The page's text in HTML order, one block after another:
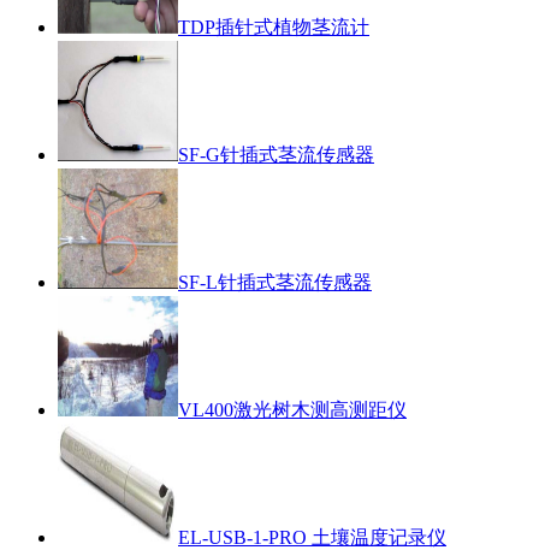
TDP插针式植物茎流计
SF-G针插式茎流传感器
SF-L针插式茎流传感器
VL400激光树木测高测距仪
EL-USB-1-PRO 土壤温度记录仪